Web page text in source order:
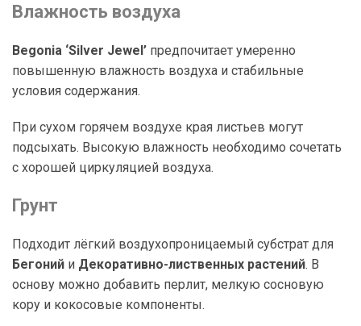
Влажность воздуха
Begonia ‘Silver Jewel’ предпочитает умеренно
повышенную влажность воздуха и стабильные
условия содержания.
При сухом горячем воздухе края листьев могут
подсыхать. Высокую влажность необходимо сочетать
с хорошей циркуляцией воздуха.
Грунт
Подходит лёгкий воздухопроницаемый субстрат для
Бегоний и Декоративно-лиственных растений. В
основу можно добавить перлит, мелкую сосновую
кору и кокосовые компоненты.